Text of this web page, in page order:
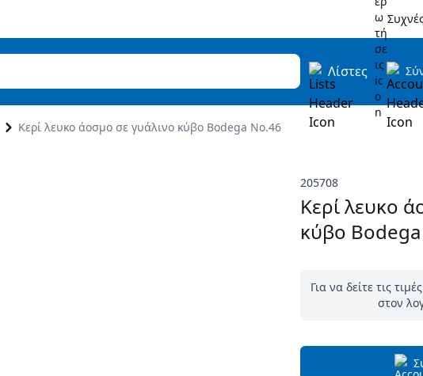
Λίστες
Κερί λευκο άοσμο σε γυάλινο κύβο Bodega No.46
205708
Κερί λευκο
κύβο
Για να δείτε τις
στον